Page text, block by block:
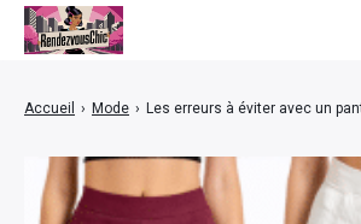
Accueil › Mode › Les erreurs à éviter avec un
Beauté